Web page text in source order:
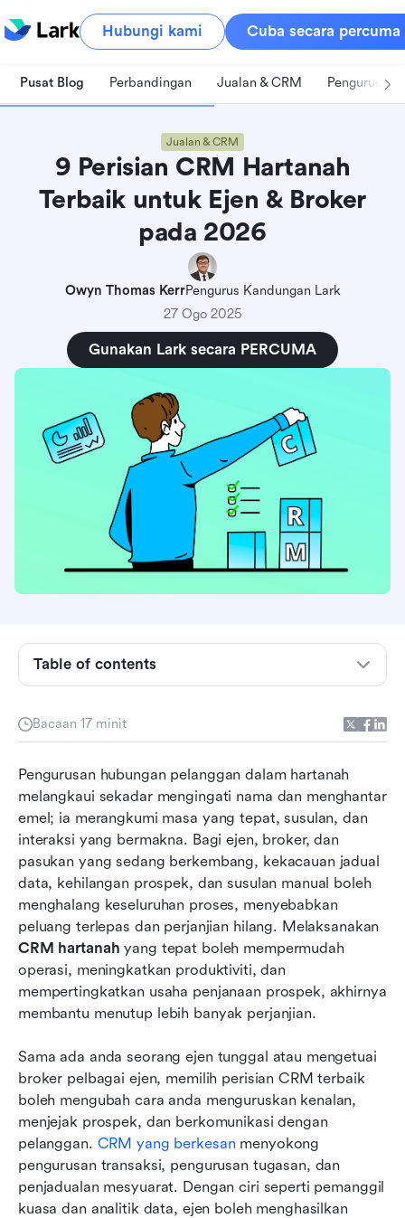
Hubungi kami Cuba secara percuma
Pusat Blog Perbandingan Jualan & CRM Pengurusan
Jualan & CRM
9 Perisian CRM Hartanah
Terbaik untuk Ejen & Broker
pada 2026
Owyn Thomas KerrPengurus Kandungan Lark
27 Ogo 2025
Gunakan Lark secara PERCUMA
Bacaan 17 minit
Pengurusan hubungan pelanggan dalam hartanah
melangkaui sekadar mengingati nama dan menghantar
emel; ia merangkumi masa yang tepat, susulan, dan
interaksi yang bermakna. Bagi ejen, broker, dan
pasukan yang sedang berkembang, kekacauan jadual
data, kehilangan prospek, dan susulan manual boleh
menghalang keseluruhan proses, menyebabkan
CRM hartanah yang tepat boleh mempermudah
operasi, meningkatkan produktiviti, dan
mempertingkatkan usaha penjanaan prospek, akhirnya
membantu menutup lebih banyak perjanjian.
Sama ada anda seorang ejen tunggal atau mengetuai
broker pelbagai ejen, memilih perisian CRM terbaik
boleh mengubah cara anda menguruskan kenalan,
menjejak prospek, dan berkomunikasi dengan
pelanggan. CRM yang berkesan menyokong
pengurusan transaksi, pengurusan tugasan, dan
penjadualan mesyuarat. Dengan ciri seperti pemanggil
kuasa dan analitik data, ejen boleh menghasilkan
Table of contents
Kepentingan CRM dalam hartanah
Metodologi penilaian kami
Perbandingan pantas perisian CRM hartanah
Perisian CRM hartanah terbaik pada tahun 2026
Pilih CRM terbaik untuk perniagaan hartanah
anda
Naik taraf dengan integrasi CRM dan automasi
Fikiran terakhir
Soalan Lazim
Bacaan berkaitan